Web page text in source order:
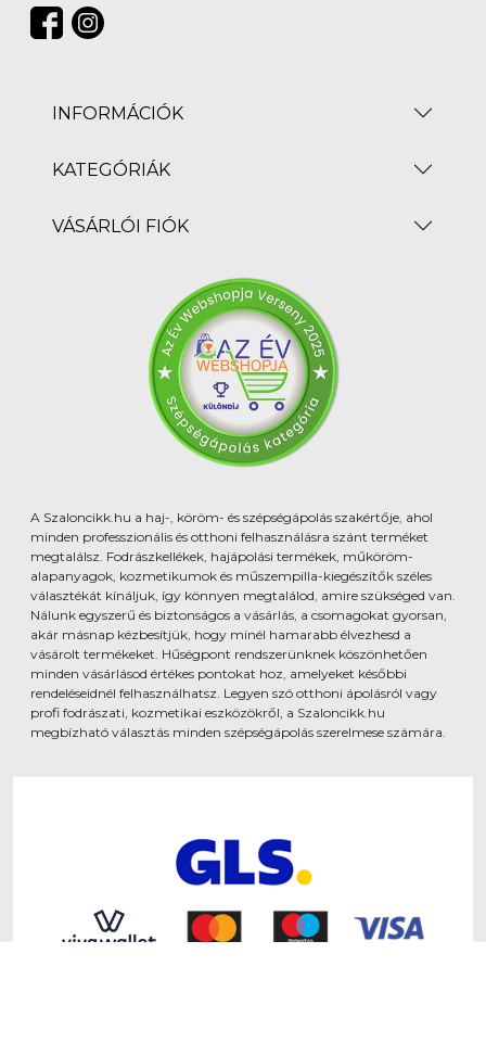
INFORMÁCIÓK
KATEGÓRIÁK
VÁSÁRLÓI FIÓK
A Szaloncikk.hu a haj-, köröm- és szépségápolás szakértője, ahol
minden professzionális és otthoni felhasználásra szánt terméket
megtalálsz. Fodrászkellékek, hajápolási termékek, műköröm-
alapanyagok, kozmetikumok és műszempilla-kiegészítők széles
választékát kínáljuk, így könnyen megtalálod, amire szükséged van.
Nálunk egyszerű és biztonságos a vásárlás, a csomagokat gyorsan,
akár másnap kézbesítjük, hogy minél hamarabb élvezhesd a
vásárolt termékeket. Hűségpont rendszerünknek köszönhetően
minden vásárlásod értékes pontokat hoz, amelyeket későbbi
rendeléseidnél felhasználhatsz. Legyen szó otthoni ápolásról vagy
profi fodrászati, kozmetikai eszközökről, a Szaloncikk.hu
megbízható választás minden szépségápolás szerelmese számára.